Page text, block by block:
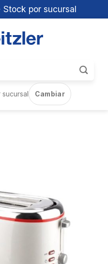
Stock por sucursal
sucursal Cambiar